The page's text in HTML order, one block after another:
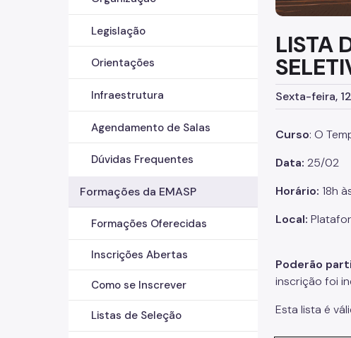
Legislação
Orientações
Infraestrutura
Agendamento de Salas
Dúvidas Frequentes
Formações da EMASP
Formações Oferecidas
Inscrições Abertas
Como se Inscrever
Listas de Seleção
LISTA
Sexta-feira,
Curso: O
Data: 25/02
Horário: 18h
Local:
Poderão
inscrição foi
Esta lista é